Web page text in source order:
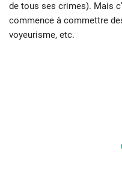
de tous ses crimes). Mais
commence à commettre
voyeurisme, etc.